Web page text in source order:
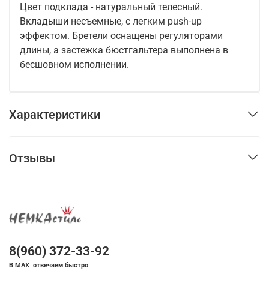
Цвет подклада - натуральный телесный.
Вкладыши несъемные, с легким push-up
эффектом. Бретели оснащены регуляторами
длины, а застежка бюстгальтера выполнена в
бесшовном исполнении.
Характеристики
Отзывы
8(960) 372-33-92
В MAX отвечаем быстро